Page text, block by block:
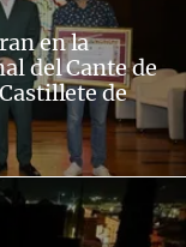
en la
del Cante de
de